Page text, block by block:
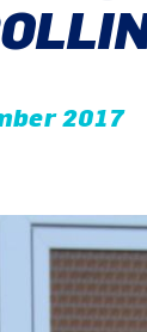
2017